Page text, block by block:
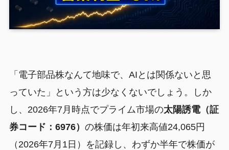
「電子部品株なんて地味で、AIとは関係ないと思
っていた」という方は少なくないでしょう。しか
し、2026年7月時点でプライム市場の太陽誘電（証
券コード：6976） の株価は年初来高値24,065円
（2026年7月1日）を記録し、わずか半年で株価が